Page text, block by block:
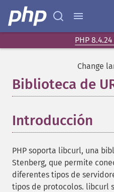
PHP
Change
Biblioteca de
Introducción
PHP soporta libcurl, una
Stenberg, que permite
diferentes tipos de
tipos de protocolos. libcurl